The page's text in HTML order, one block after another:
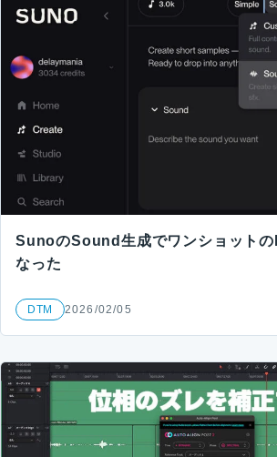
SunoのSound生成でワンショットの
なった
DTM 2026/02/05